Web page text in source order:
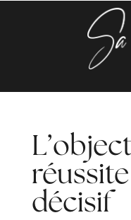
décisif